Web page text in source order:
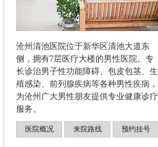
沧州清池医院位于新华区清池大道东
侧，拥有7层医疗大楼的男性医院。专
长诊治男子性功能障碍、包皮包茎、生
殖感染、前列腺疾病等各种男性疾病，
为沧州广大男性朋友提供专业健康诊疗
服务。
医院概况 来院路线 预约挂号